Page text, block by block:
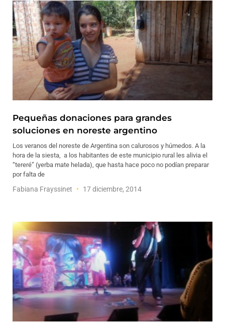
Pequeñas donaciones para grandes
soluciones en noreste argentino
Los veranos del noreste de Argentina son calurosos y húmedos. A la
hora de la siesta, a los habitantes de este municipio rural les alivia el
“tereré” (yerba mate helada), que hasta hace poco no podían preparar
por falta de
Fabiana Frayssinet 17 diciembre, 2014